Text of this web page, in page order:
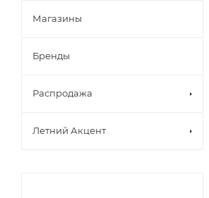
Магазины
Бренды
Распродажа
Летний Акцент